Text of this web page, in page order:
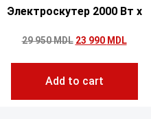
Электроскутер 2000 Вт x
29 950MDL 23 990 MDL
Add to cart